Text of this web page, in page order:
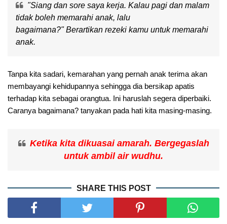
"Siang dan sore saya kerja. Kalau pagi dan malam
tidak boleh memarahi anak, lalu
bagaimana?"Berartikan rezeki kamu untuk memarahi
anak.
Tanpa kita sadari, kemarahan yang pernah anak terima akan
membayangi kehidupannya sehingga dia bersikap apatis
terhadap kita sebagai orangtua. Ini haruslah segera diperbaiki.
Caranya bagaimana? tanyakan pada hati kita masing-masing.
Ketika kita dikuasai amarah. Bergegaslah
untuk ambil air wudhu.
SHARE THIS POST